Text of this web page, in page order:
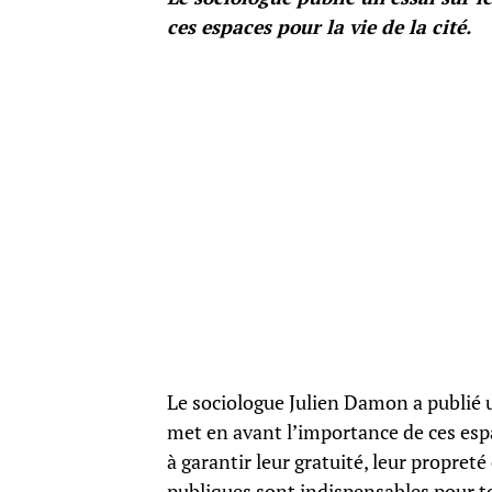
ces espaces pour la vie de la cité.
Le sociologue Julien Damon a
met en avant l’importance de ces
à garantir leur gratuité, leur propreté